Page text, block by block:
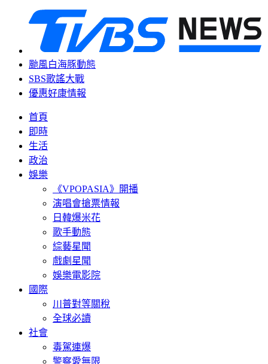
颱風白海豚動態
SBS歌謠大戰
優惠好康情報
首頁
即時
生活
政治
娛樂
《VPOPASIA》開播
演唱會搶票情報
日韓爆米花
歌手動態
綜藝星聞
戲劇星聞
娛樂電影院
國際
川普對等關稅
全球必讀
社會
毒駕連爆
警察愛無限